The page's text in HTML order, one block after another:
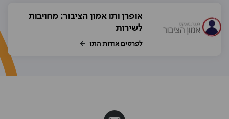
אופרן ותו אמון הציבור: מחויבות
לשירות
לפרטים אודות התו